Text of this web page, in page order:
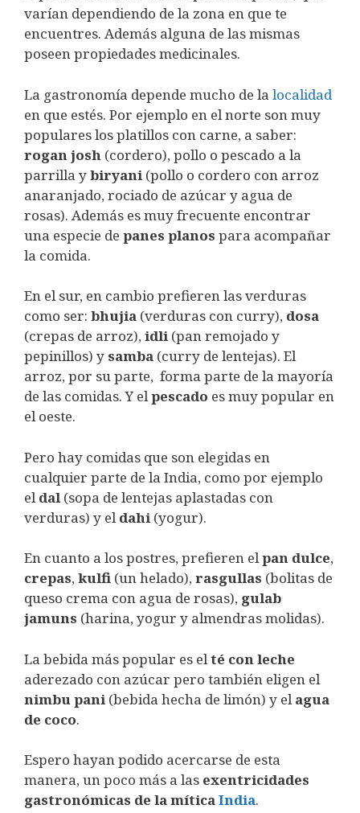
varían dependiendo de la zona en que te
encuentres. Además alguna de las mismas
poseen propiedades medicinales.
La gastronomía depende mucho de la localidad
en que estés. Por ejemplo en el norte son muy
populares los platillos con carne, a saber:
rogan josh (cordero), pollo o pescado a la
parrilla ybiryani (pollo o cordero con arroz
anaranjado, rociado de azúcar y agua de
rosas). Además es muy frecuente encontrar
una especie de panes planos para acompañar
la comida.
En el sur, en cambio prefieren las verduras
como ser: bhujia (verduras con curry), dosa
(crepas de arroz), idli (pan remojado y
pepinillos) y samba (curry de lentejas). El
arroz, por su parte, forma parte de la mayoría
de las comidas. Y elpescado es muy popular en
el oeste.
Pero hay comidas que son elegidas en
cualquier parte de la India, como por ejemplo
el dal (sopa de lentejas aplastadas con
verduras) y el dahi (yogur).
En cuanto a los postres, prefieren elpan dulce,
crepas, kulfi (un helado), rasgullas (bolitas de
queso crema con agua de rosas), gulab
jamuns (harina, yogur y almendras molidas).
La bebida más popular es el té con leche
aderezado con azúcar pero también eligen el
nimbu pani (bebida hecha de limón) y el agua
de coco.
Espero hayan podido acercarse de esta
manera, un poco más a las exentricidades
gastronómicas de la míticaIndia.